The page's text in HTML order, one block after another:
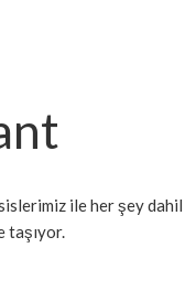
ile her şey dahil
taşıyor.